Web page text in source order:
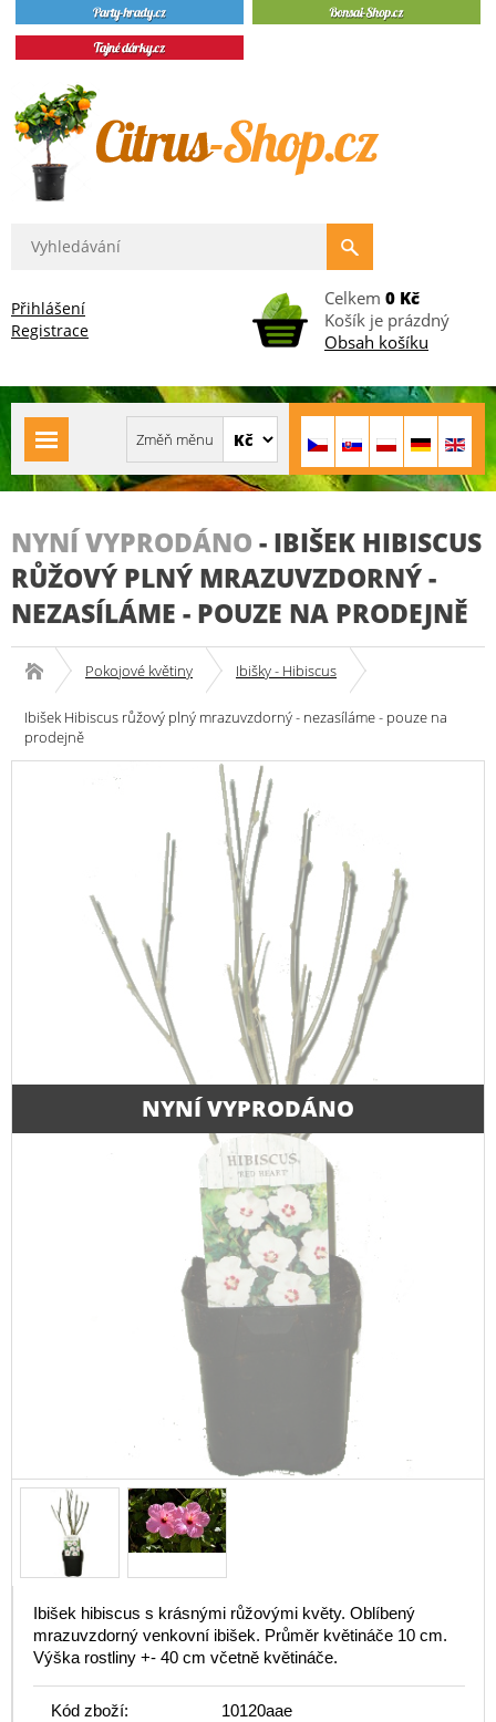
Přihlášení
Registrace
Celkem 0 Kč
Košík je prázdný
Obsah košíku
NYNÍ VYPRODÁNO - IBIŠEK HIBISCUS
RŮŽOVÝ PLNÝ MRAZUVZDORNÝ -
NEZASÍLÁME - POUZE NA PRODEJNĚ
Pokojové květiny Ibišky - Hibiscus
Ibišek Hibiscus růžový plný mrazuvzdorný - nezasíláme - pouze na
prodejně
NYNÍ VYPRODÁNO
Ibišek hibiscus s krásnými růžovými květy. Oblíbený
mrazuvzdorný venkovní ibišek. Průměr květináče 10 cm.
Výška rostliny +- 40 cm včetně květináče.
Kód zboží: 10120aae